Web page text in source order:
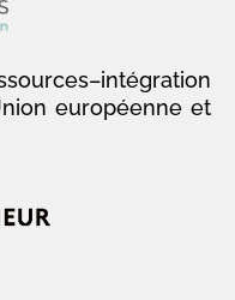
européenne et